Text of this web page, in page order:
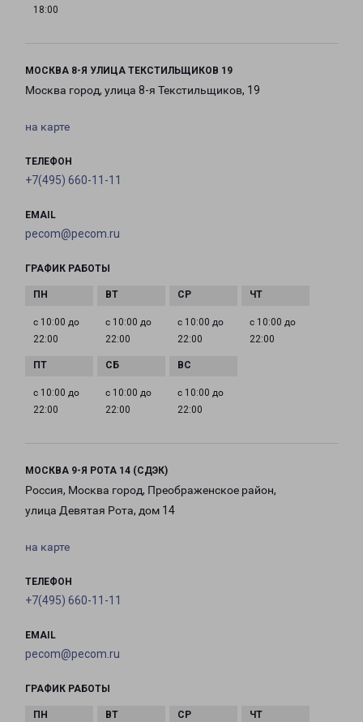
18:00
МОСКВА 8-Я УЛИЦА ТЕКСТИЛЬЩИКОВ 19
Москва город, улица 8-я Текстильщиков, 19
на карте
ТЕЛЕФОН
+7(495) 660-11-11
EMAIL
pecom@pecom.ru
ГРАФИК РАБОТЫ
с 10:00 до
22:00
с 10:00 до
22:00
с 10:00 до
22:00
с 10:00 до
22:00
с 10:00 до
22:00
с 10:00 до
22:00
с 10:00 до
22:00
МОСКВА 9-Я РОТА 14 (СДЭК)
Россия, Москва город, Преображенское район,
улица Девятая Рота, дом 14
на карте
ТЕЛЕФОН
+7(495) 660-11-11
EMAIL
pecom@pecom.ru
ГРАФИК РАБОТЫ